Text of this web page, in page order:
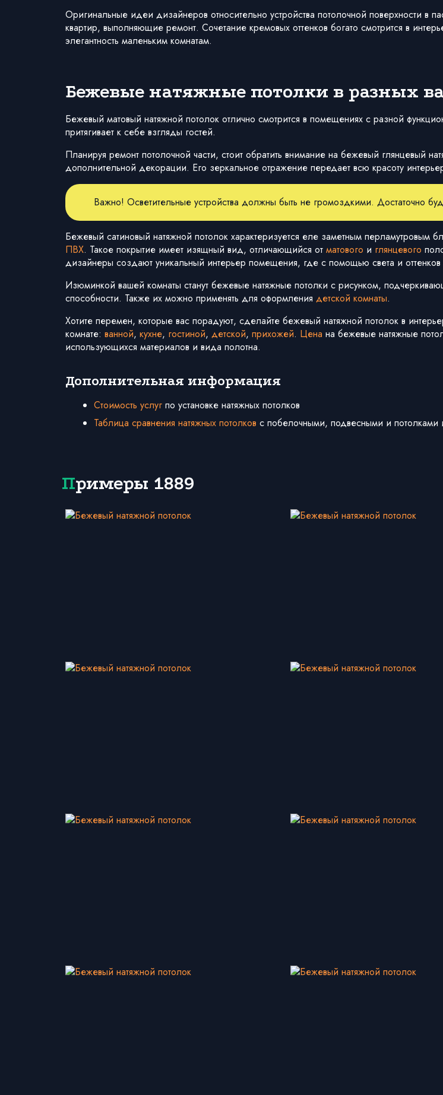
Оригинальные идеи дизайнеров относительно устройства потолочной поверхности в
квартир, выполняющие ремонт. Сочетание кремовых оттенков богато смотрится в
элегантность маленьким комнатам.
Бежевые натяжные потолки в разных
Бежевый матовый натяжной потолок отлично смотрится в помещениях с разной
притягивает к себе взгляды гостей.
Планируя ремонт потолочной части, стоит обратить внимание на бежевый глянцевый
дополнительной декорации. Его зеркальное отражение передает всю красоту
Важно! Осветительные устройства должны быть не громоздкими. Достаточно
Бежевый сатиновый натяжной потолок характеризуется еле заметным перламутровым
ПВХ. Такое покрытие имеет изящный вид, отличающийся от матового и глянцевого
дизайнеры создают уникальный интерьер помещения, где с помощью света и оттенков
Изюминкой вашей комнаты станут бежевые натяжные потолки с рисунком,
способности. Также их можно применять для оформления детской комнаты.
Хотите перемен, которые вас порадуют, сделайте бежевый натяжной потолок в
комнате: ванной, кухне, гостиной, детской, прихожей. Цена на бежевые натяжные
использующихся материалов и вида полотна.
Дополнительная информация
Стоимость услуг по установке натяжных потолков
Таблица сравнения натяжных потолков с побелочными, подвесными и потолками
Примеры 1889